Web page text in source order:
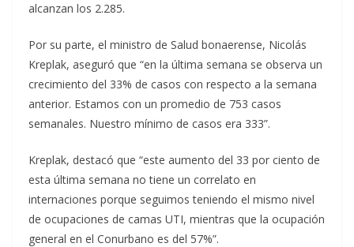
alcanzan los 2.285.
Por su parte, el ministro de Salud bonaerense, Nicolás
Kreplak, aseguró que “en la última semana se observa un
crecimiento del 33% de casos con respecto a la semana
anterior. Estamos con un promedio de 753 casos
semanales. Nuestro mínimo de casos era 333”.
Kreplak, destacó que “este aumento del 33 por ciento de
esta última semana no tiene un correlato en
internaciones porque seguimos teniendo el mismo nivel
de ocupaciones de camas UTI, mientras que la ocupación
general en el Conurbano es del 57%”.